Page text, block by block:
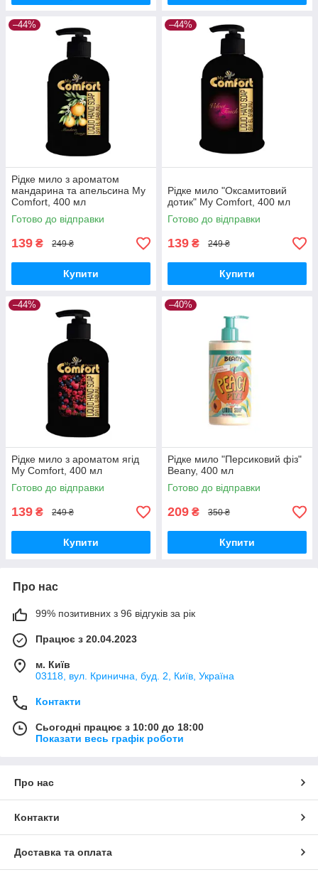
–44%
Рідке мило з ароматом
мандарина та апельсина My
Comfort, 400 мл
Готово до відправки
139 ₴ 249 ₴
Купити
–44%
Рідке мило "Оксамитовий
дотик" My Comfort, 400 мл
Готово до відправки
139 ₴ 249 ₴
Купити
–44%
Рідке мило з ароматом ягід
My Comfort, 400 мл
Готово до відправки
139 ₴ 249 ₴
Купити
–40%
Рідке мило "Персиковий фіз"
Beany, 400 мл
Готово до відправки
209 ₴ 350 ₴
Купити
Про нас
99% позитивних з 96 відгуків за рік
Працює з 20.04.2023
м. Київ
03118, вул. Кринична, буд. 2, Київ, Україна
Контакти
Сьогодні працює з 10:00 до 18:00
Показати весь графік роботи
Про нас
Контакти
Доставка та оплата